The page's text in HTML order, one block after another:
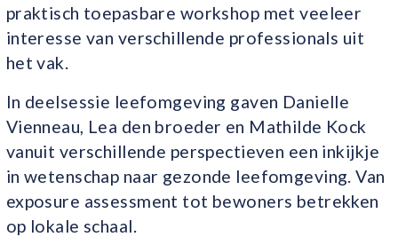
praktisch toepasbare workshop met veeleer
interesse van verschillende professionals uit
het vak.
In deelsessie leefomgeving gaven Danielle
Vienneau, Lea den broeder en Mathilde Kock
vanuit verschillende perspectieven een inkijkje
in wetenschap naar gezonde leefomgeving. Van
exposure assessment tot bewoners betrekken
op lokale schaal.